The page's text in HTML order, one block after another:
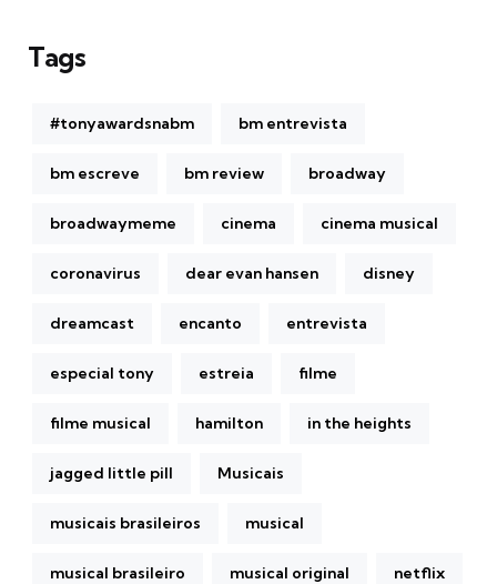
Tags
#tonyawardsnabm bm entrevista
bm escreve bm review broadway
broadwaymeme cinema cinema musical
coronavirus dear evan hansen disney
dreamcast encanto entrevista
especial tony estreia filme
filme musical hamilton in the heights
jagged little pill Musicais
musicais brasileiros musical
musical brasileiro musical original netflix